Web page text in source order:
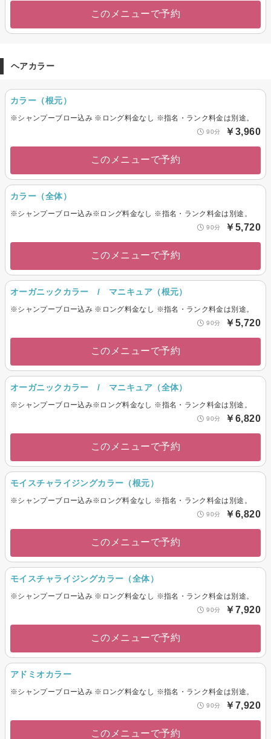
このメニューで予約
ヘアカラー
カラー（根元）
※シャンプーブロー込み ※ロング料金なし ※指名・ランク料金は別途。
90分 ￥3,960
このメニューで予約
カラー（全体）
※シャンプーブロー込み※ロング料金なし ※指名・ランク料金は別途。
90分 ￥5,720
このメニューで予約
オーガニックカラー / マニキュア（根元）
※シャンプーブロー込み ※ロング料金なし ※指名・ランク料金は別途。
90分 ￥5,720
このメニューで予約
オーガニックカラー / マニキュア（全体）
※シャンプーブロー込み※ロング料金なし ※指名・ランク料金は別途。
90分 ￥6,820
このメニューで予約
モイスチャライジングカラー（根元）
※シャンプーブロー込み※ロング料金なし ※指名・ランク料金は別途。
90分 ￥6,820
このメニューで予約
モイスチャライジングカラー（全体）
※シャンプーブロー込み ※ロング料金なし ※指名・ランク料金は別途。
90分 ￥7,920
このメニューで予約
アドミオカラー
※シャンプーブロー込み ※ロング料金なし ※指名・ランク料金は別途。
90分 ￥7,920
このメニューで予約